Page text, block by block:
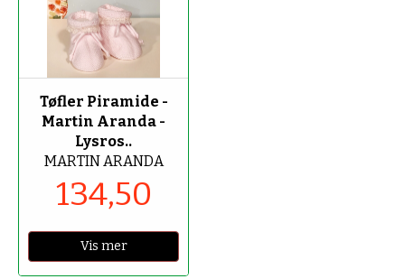
-50%
Tøfler Piramide -
Martin Aranda -
Lysros..
MARTIN ARANDA
134,50
Vis mer